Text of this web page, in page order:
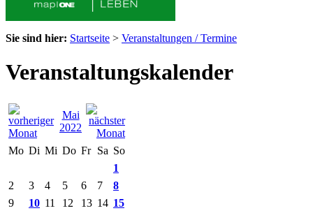
Sie sind hier: Startseite > Veranstaltungen / Termine
Veranstaltungskalender
Mai
2022
Mo Di Mi Do Fr Sa So
1
2
3 4 5 6 7
8
9
10 11 12 13 14 15